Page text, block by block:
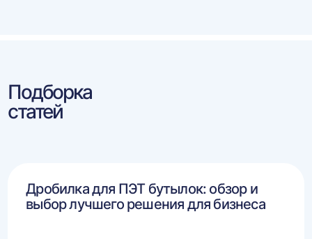
Подборка
статей
Дробилка для ПЭТ бутылок: обзор и
выбор лучшего решения для бизнеса